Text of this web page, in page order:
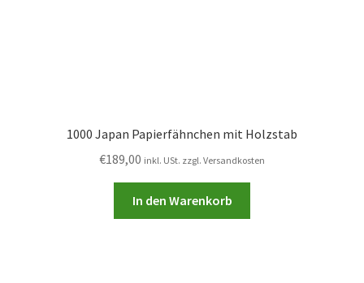
1000 Japan Papierfähnchen mit Holzstab
€189,00 inkl. USt. zzgl. Versandkosten
In den Warenkorb